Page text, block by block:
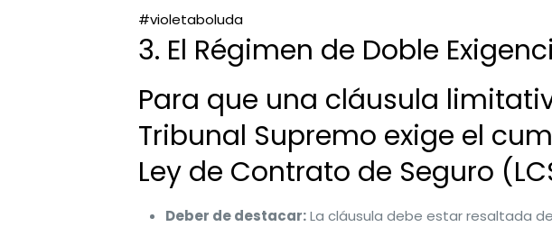
#violetaboluda
3. El Régimen de Doble
Para que una cláusula
Tribunal Supremo exige el
Ley de Contrato de Seguro
Deber de destacar:La cláusula debe estar resaltada